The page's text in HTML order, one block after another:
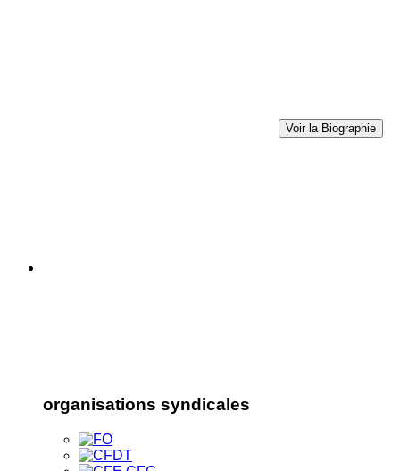
Voir la Biographie
organisations syndicales